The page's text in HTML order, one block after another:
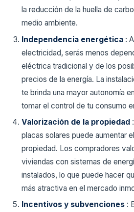
la reducción de la huella de
medio ambiente.
Independencia energética :
electricidad, serás menos
eléctrica tradicional y de los
precios de la energía. La
te brinda una mayor autonomía
tomar el control de tu consumo
Valorización de la propiedad
placas solares puede aumentar
propiedad. Los compradores
viviendas con sistemas de
instalados, lo que puede hacer
más atractiva en el mercado
Incentivos y subvenciones :